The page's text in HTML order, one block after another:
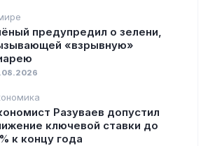
предупредил о зелени,
«взрывную»
Разуваев допустил
ключевой ставки до
к концу года